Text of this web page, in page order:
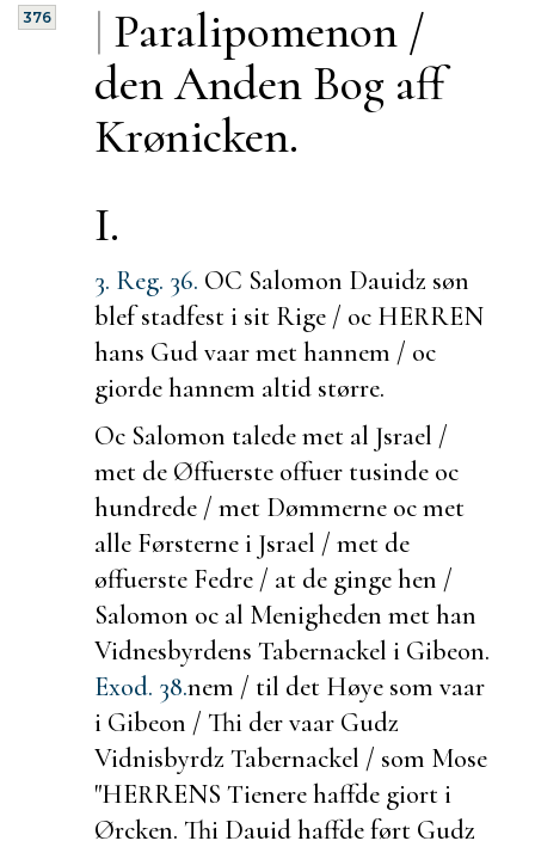
|
376
Paralipomenon /
den Anden Bog aff
Krønicken.
I.
3. Reg. 36. OC Salomon Dauidz søn
blefstadfest i sit Rige / oc HERREN
hans Gud vaar met hannem / oc
giorde hannem altid større.
Oc Salomon talede met al Jsrael /
met de Øffuerste offuer tusinde oc
hundrede / met Dømmerne oc met
alle Førsterne i Jsrael / met de
øffuerste Fedre / at de ginge hen /
Salomon oc al Menigheden met han
Vidnesbyrdens Tabernackel i Gibeon.
Exod. 38.nem / til det Høye som vaar
i Gibeon / Thi der vaar Gudz
Vidnisbyrdz Tabernackel / som Mose
"HERRENS Tienere haffde giort i
Ørcken. Thi Dauid haffde ført Gudz